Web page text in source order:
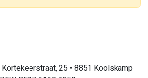
Kortekeerstraat, 25 • 8851 Koolskamp